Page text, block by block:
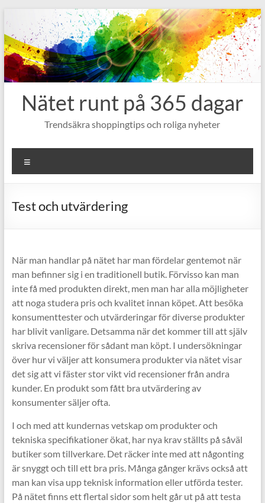
till
innehåll
Nätet runt på 365 dagar
Trendsäkra shoppingtips och roliga nyheter
Test och utvärdering
När man handlar på nätet har man fördelar gentemot när
man befinner sig i en traditionell butik. Förvisso kan man
inte få med produkten direkt, men man har alla möjligheter
att noga studera pris och kvalitet innan köpet. Att besöka
konsumenttester och utvärderingar för diverse produkter
har blivit vanligare. Detsamma när det kommer till att själv
skriva recensioner för sådant man köpt. I undersökningar
över hur vi väljer att konsumera produkter via nätet visar
det sig att vi fäster stor vikt vid recensioner från andra
kunder. En produkt som fått bra utvärdering av
konsumenter säljer ofta.
I och med att kundernas vetskap om produkter och
tekniska specifikationer ökat, har nya krav ställts på såväl
butiker som tillverkare. Det räcker inte med att någonting
är snyggt och till ett bra pris. Många gånger krävs också att
man kan visa upp teknisk information eller utförda tester.
På nätet finns ett flertal sidor som helt går ut på att testa